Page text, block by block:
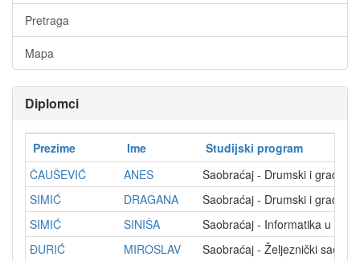
Pretraga
Mapa
Diplomci
Prezime Ime
Studijski program
ČAUŠEVIĆ
ANES
Saobraćaj - Drumski i gradski
SIMIĆ
DRAGANA
Saobraćaj - Drumski i gradski
SIMIĆ
SINIŠA
Saobraćaj - Informatika u
ĐURIĆ
MIROSLAV
Saobraćaj - Željeznički